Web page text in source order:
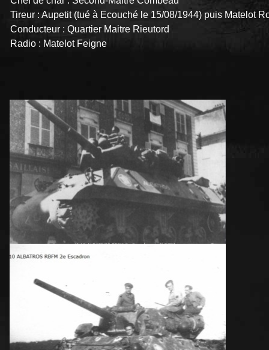
Tireur : Aupetit (tué à Ecouché le 15/08/1944) puis Matelot
Conducteur : Quartier Maitre Rieutord
Radio : Matelot Feigne